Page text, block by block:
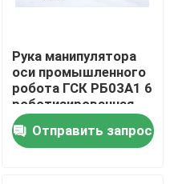
Рука манипулятора
оси промышленного
робота ГСК РБ03А1 6
роботизированная
Отправить запрос